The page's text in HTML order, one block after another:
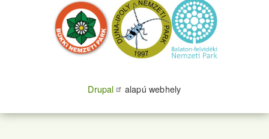
Drupal alapú webhely